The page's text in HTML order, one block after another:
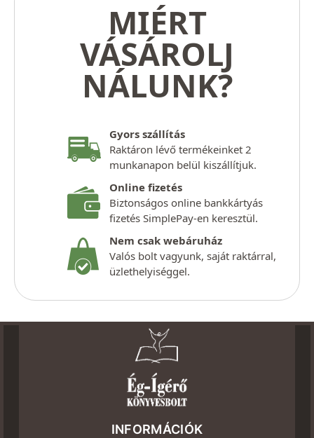
MIÉRT
VÁSÁROLJ
NÁLUNK?
Gyors szállítás
Raktáron lévő termékeinket 2
munkanapon belül kiszállítjuk.
Online fizetés
Biztonságos online bankkártyás
fizetés SimplePay-en keresztül.
Nem csak webáruház
Valós bolt vagyunk, saját raktárral,
üzlethelyiséggel.
INFORMÁCIÓK